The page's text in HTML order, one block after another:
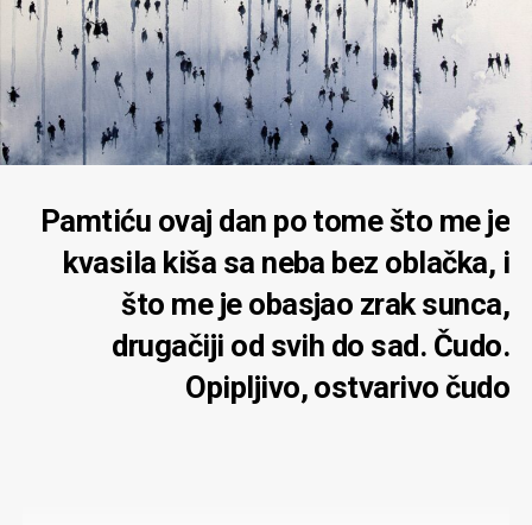
Pamtiću ovaj dan po tome što me je
kvasila kiša sa neba bez oblačka, i
što me je obasjao zrak sunca,
drugačiji od svih do sad. Čudo.
Opipljivo, ostvarivo čudo